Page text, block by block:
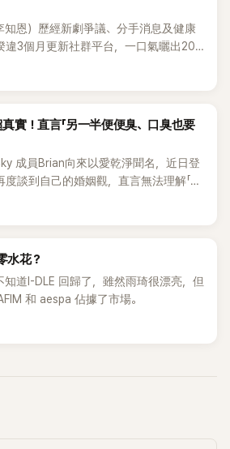
知恩）歷經新劇爭議、分手消息及健康
違3個月更新社群平台，一口氣曬出20
驚又喜。不過，比起照片本身，更引
實！直言「另一半便便臭、口臭也要
成員Brian向來以愛乾淨聞名，近日登
度談到自己的婚姻觀，直言無法理解「連
要愛」這種說法，更大方表明自己是不
水花？
道I-DLE 回歸了，雖然雨琦很漂亮，但
和 aespa 佔據了市場。